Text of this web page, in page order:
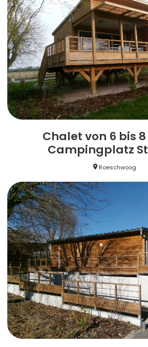
Chalet von 6 bis
Campingplatz
Roeschwoog